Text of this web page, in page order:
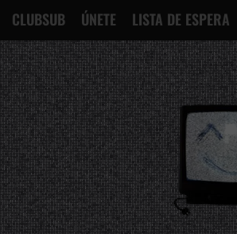
CLUBSUB ÚNETE LISTA DE ESPERA